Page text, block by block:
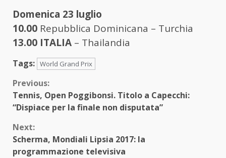
Domenica 23 luglio
10.00 Repubblica Dominicana – Turchia
13.00 ITALIA – Thailandia
Tags: World Grand Prix
Continue
Reading
Previous:
Tennis, Open Poggibonsi. Titolo a Capecchi:
“Dispiace per la finale non disputata”
Next:
Scherma, Mondiali Lipsia 2017: la
programmazione televisiva